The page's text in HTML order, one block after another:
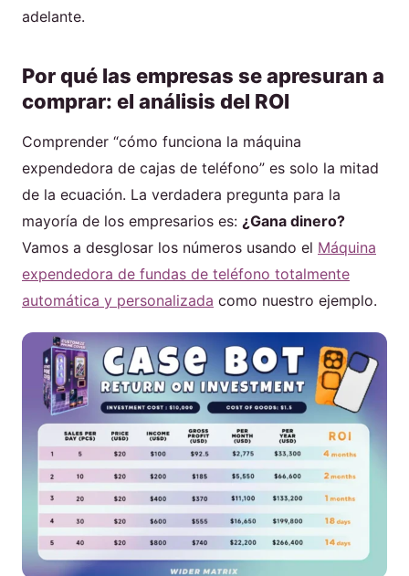
adelante.
Por qué las empresas se apresuran a
comprar: el análisis del ROI
Comprender “cómo funciona la máquina
expendedora de cajas de teléfono” es solo la mitad
de la ecuación. La verdadera pregunta para la
mayoría de los empresarios es: ¿Gana dinero?
Vamos a desglosar los números usando el Máquina
expendedora de fundas de teléfono totalmente
automática y personalizada como nuestro ejemplo.